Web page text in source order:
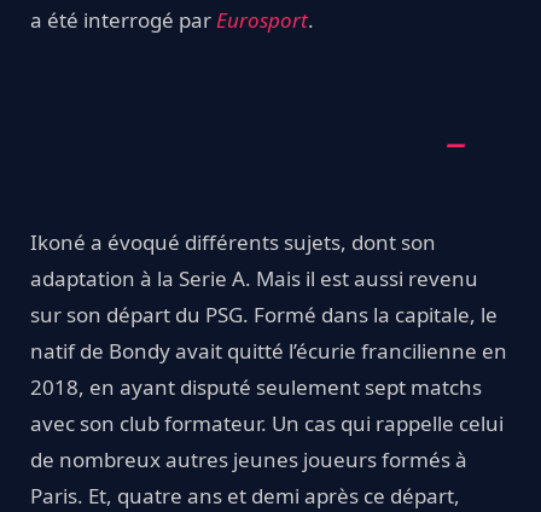
a été interrogé parEurosport.
Ikoné a évoqué différents sujets, dont son
adaptation à la Serie A. Mais il est aussi revenu
sur son départ du PSG. Formé dans la capitale, le
natif de Bondy avait quitté l’écurie francilienne en
2018, en ayant disputé seulement sept matchs
avec son club formateur. Un cas qui rappelle celui
de nombreux autres jeunes joueurs formés à
Paris. Et, quatre ans et demi après ce départ,